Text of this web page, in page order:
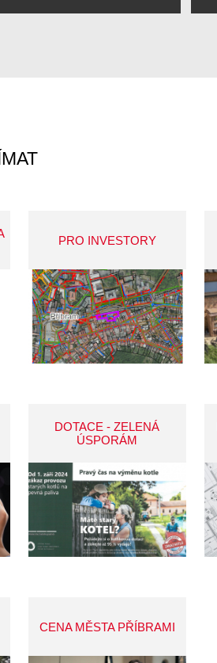
PRO INVESTORY
DOTACE - ZELENÁ
ÚSPORÁM
CENA MĚSTA PŘÍBRAMI